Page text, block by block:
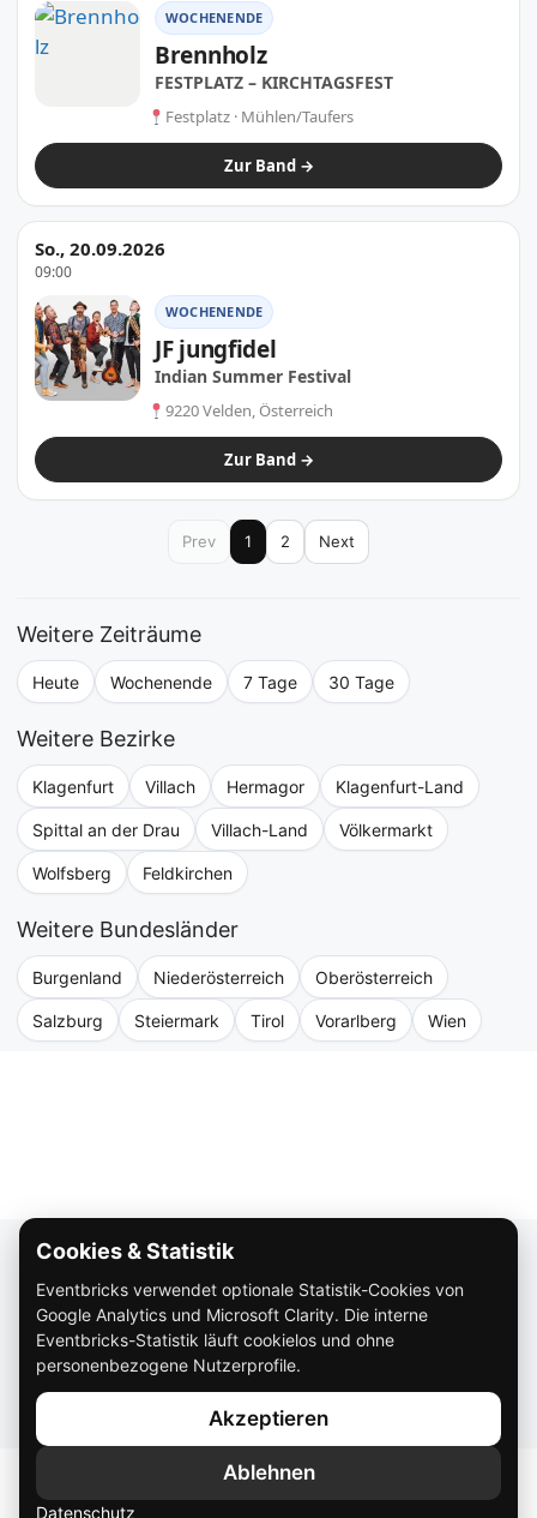
WOCHENENDE
Brennholz
FESTPLATZ – KIRCHTAGSFEST
Festplatz · Mühlen/Taufers
Zur Band →
So., 20.09.2026
09:00
WOCHENENDE
JF jungfidel
Indian Summer Festival
9220 Velden, Österreich
Zur Band →
Prev 1 2 Next
Weitere Zeiträume
Heute Wochenende 7 Tage 30 Tage
Weitere Bezirke
Klagenfurt Villach Hermagor Klagenfurt-Land
Spittal an der Drau Villach-Land Völkermarkt
Wolfsberg Feldkirchen
Weitere Bundesländer
Burgenland Niederösterreich Oberösterreich
Salzburg Steiermark Tirol Vorarlberg Wien
Über Eventbricks
So funktioniert Eventbricks
Impressum
Datenschutz
Cookies & Statistik
Eventbricks verwendet optionale Statistik-Cookies von
Google Analytics und Microsoft Clarity. Die interne
Eventbricks-Statistik läuft cookielos und ohne
personenbezogene Nutzerprofile.
Akzeptieren
Ablehnen
Datenschutz